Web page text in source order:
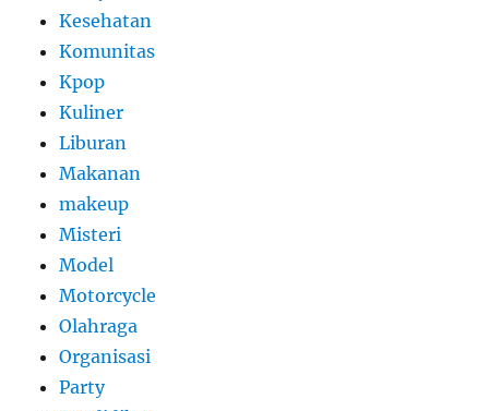
Kesehatan
Komunitas
Kpop
Kuliner
Liburan
Makanan
makeup
Misteri
Model
Motorcycle
Olahraga
Organisasi
Party